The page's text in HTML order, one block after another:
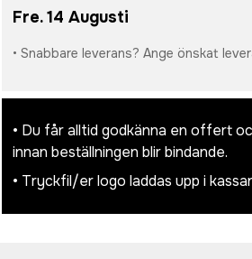
Fre. 14 Augusti
• Snabbare leverans? Ange önskat
• Du får alltid godkänna en offert
innan beställningen blir bindande.
• Tryckfil/er logo laddas upp i